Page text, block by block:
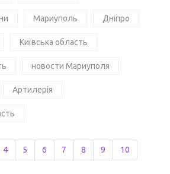
Мариуполь Дніпро
Київська область
новости Мариуполя
Артилерія
4 5 6 7 8 9 10